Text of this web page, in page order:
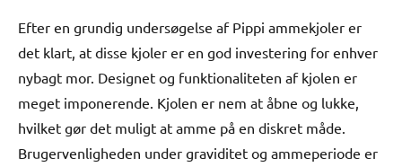
Efter en grundig undersøgelse af Pippi ammekjoler er
det klart, at disse kjoler er en god investering for enhver
nybagt mor. Designet og funktionaliteten af kjolen er
meget imponerende. Kjolen er nem at åbne og lukke,
hvilket gør det muligt at amme på en diskret måde.
Brugervenligheden under graviditet og ammeperiode er